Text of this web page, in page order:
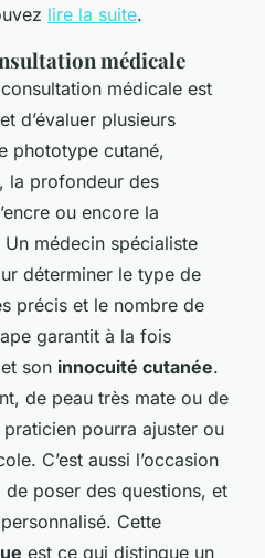
lire la suite.
médicale
médicale est
d’évaluer plusieurs
phototype cutané,
la profondeur des
ou encore la
médecin spécialiste
déterminer le type de
précis et le nombre de
garantit à la fois
son innocuité cutanée.
de peau très mate ou de
pourra ajuster ou
C’est aussi l’occasion
poser des questions, et
Cette
est ce qui distingue un